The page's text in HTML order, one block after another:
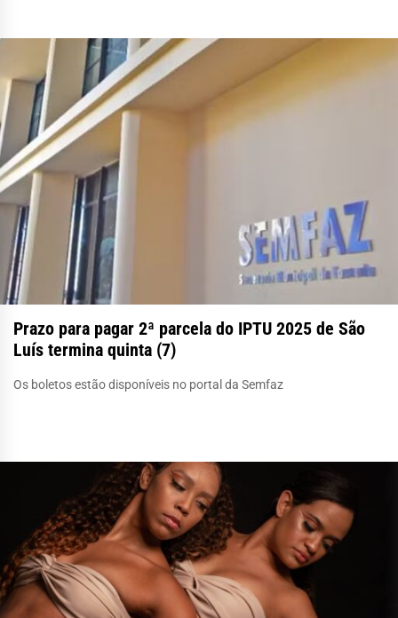
Prazo para pagar 2ª parcela do IPTU 2025 de São
Luís termina quinta (7)
Os boletos estão disponíveis no portal da Semfaz